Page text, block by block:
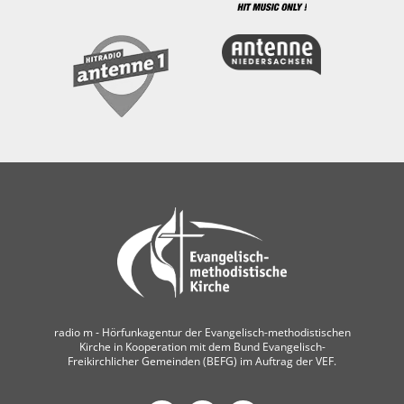
radio m ‐ Hörfunkagentur der Evangelisch-methodistischen
Kirche in Kooperation mit dem Bund Evangelisch-
Freikirchlicher Gemeinden (BEFG) im Auftrag der VEF.